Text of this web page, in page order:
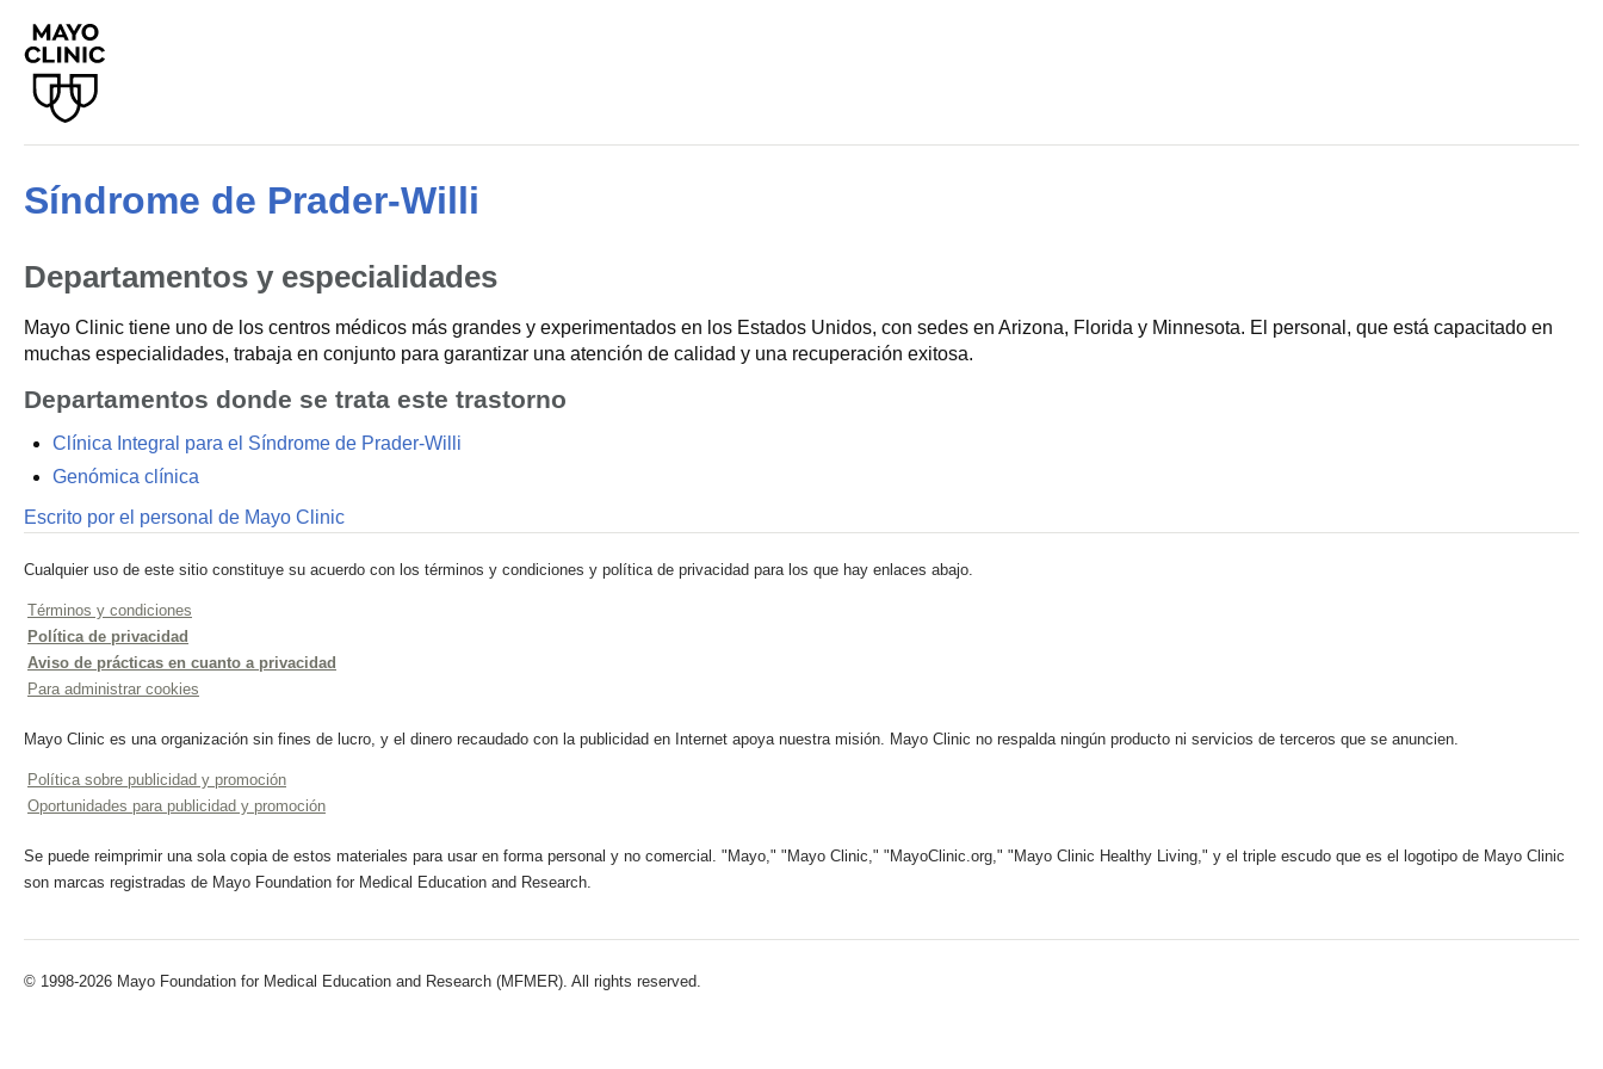
Síndrome de Prader-Willi
Departamentos y especialidades
Mayo Clinic tiene uno de los centros médicos más grandes y experimentados en los Estados Unidos, con sedes en Arizona, Florida y Minnesota. El personal, que está capacitado en
muchas especialidades, trabaja en conjunto para garantizar una atención de calidad y una recuperación exitosa.
Departamentos donde se trata este trastorno
Clínica Integral para el Síndrome de Prader-Willi
Genómica clínica
Escrito por el personal de Mayo Clinic
Cualquier uso de este sitio constituye su acuerdo con los términos y condiciones y política de privacidad para los que hay enlaces abajo.
Términos y condiciones
Política de privacidad
Aviso de prácticas en cuanto a privacidad
Para administrar cookies
Mayo Clinic es una organización sin fines de lucro, y el dinero recaudado con la publicidad en Internet apoya nuestra misión. Mayo Clinic no respalda ningún producto ni servicios de terceros que se anuncien.
Política sobre publicidad y promoción
Oportunidades para publicidad y promoción
Se puede reimprimir una sola copia de estos materiales para usar en forma personal y no comercial. "Mayo," "Mayo Clinic," "MayoClinic.org," "Mayo Clinic Healthy Living," y el triple escudo que es el logotipo de Mayo Clinic
son marcas registradas de Mayo Foundation for Medical Education and Research.
© 1998-2026 Mayo Foundation for Medical Education and Research (MFMER). All rights reserved.